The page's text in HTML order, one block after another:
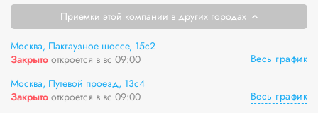
Приемки этой компании в других городах
Москва, Пакгаузное шоссе, 15с2
Закрыто откроется в вс 09:00
Весь график
Москва, Путевой проезд, 13с4
Закрыто откроется в вс 09:00
Весь график